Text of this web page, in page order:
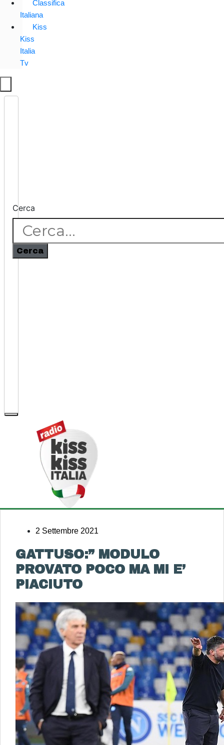
Classifica
Italiana
Kiss
Kiss
Italia
Tv
Cerca
Cerca
2 Settembre 2021
GATTUSO:” MODULO
PROVATO POCO MA MI E’
PIACIUTO